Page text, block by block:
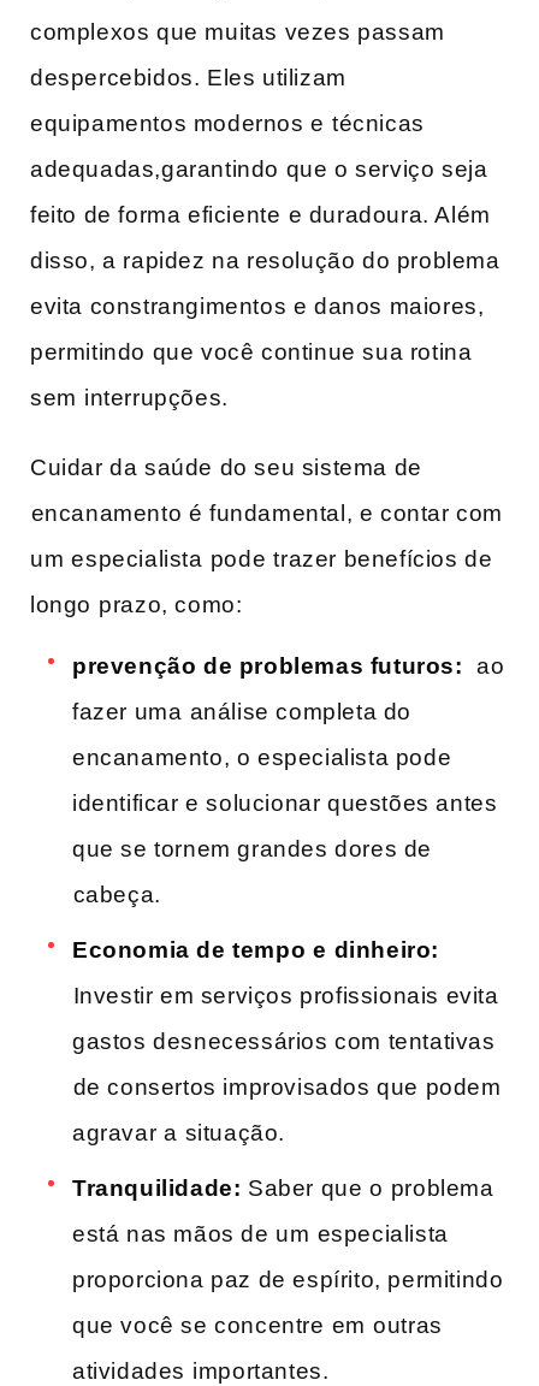
complexos que muitas vezes passam
despercebidos. Eles ‌utilizam⁣
equipamentos modernos e ⁤técnicas⁢
adequadas,garantindo que o serviço seja
feito ‌de‍ forma eficiente ⁤e duradoura. Além‍
disso, a rapidez na resolução ‌do problema
evita constrangimentos e danos maiores,
‌permitindo que você ​continue sua rotina
sem ⁢interrupções.
Cuidar da saúde do seu sistema de
⁤encanamento é fundamental, e contar com
um ⁢especialista ⁢pode ⁢trazer benefícios de
longo ⁢prazo, como:
prevenção de problemas futuros: ⁢ ao
fazer uma⁣ análise completa ​do
encanamento,‍ o​ especialista pode
identificar e solucionar​ questões antes⁤
que se tornem grandes dores​ de
⁣cabeça.
Economia de tempo⁣ e dinheiro:
⁢Investir em serviços​ profissionais evita⁤
gastos‌ desnecessários com tentativas
⁣de consertos improvisados que​ podem
agravar⁤ a situação.
Tranquilidade: Saber que o ⁣problema​
está nas mãos de​ um ⁣especialista
proporciona paz de espírito, ‍permitindo
que você se concentre⁤ em ⁣outras
atividades ⁣importantes.